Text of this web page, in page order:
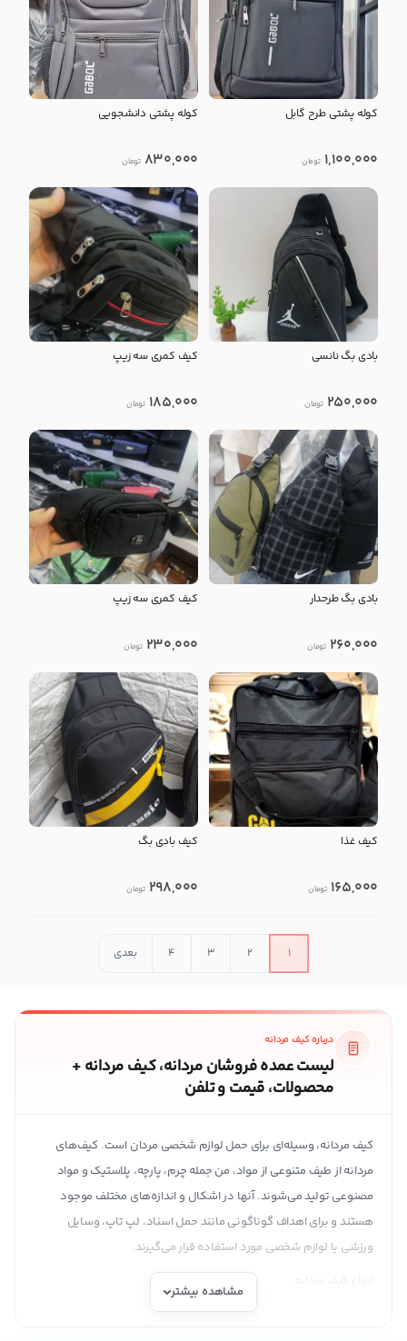
کوله پشتی طرح گابل
1,100,000 تومان
کوله پشتی دانشجویی
830,000 تومان
بادی بگ نانسی
250,000 تومان
کیف کمری سه زیپ
185,000 تومان
بادی بگ طرحدار
260,000 تومان
کیف کمری سه زیپ
230,000 تومان
کیف غذا
165,000 تومان
کیف بادی بگ
298,000 تومان
1
2
3
4 بعدی
درباره کیف مردانه
لیست عمده فروشان مردانه، کیف مردانه +
محصولات، قیمت و تلفن
کیف مردانه، وسیله‌ای برای حمل لوازم شخصی مردان است. کیف‌های
مردانه از طیف متنوعی از مواد، من جمله چرم، پارچه، پلاستیک و مواد
مصنوعی تولید می‌شوند. آنها در اشکال و اندازه‌های مختلف موجود
هستند و برای اهداف گوناگونی مانند حمل اسناد، لپ تاپ، وسایل
ورزشی یا لوازم شخصی مورد استفاده قرار می‌گیرند.
نوع کیف مردانه با توجه و متناسب با نیاز و سبک زندگی افراد، انتخاب
مشاهده بیشتر